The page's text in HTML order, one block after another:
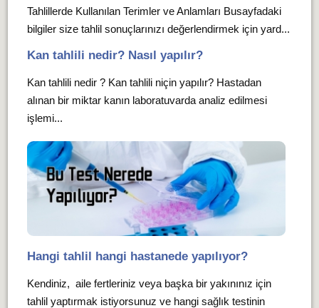
Tahlillerde Kullanılan Terimler ve Anlamları Busayfadaki
bilgiler size tahlil sonuçlarınızı değerlendirmek için yard...
Kan tahlili nedir? Nasıl yapılır?
Kan tahlili nedir ? Kan tahlili niçin yapılır? Hastadan
alınan bir miktar kanın laboratuvarda analiz edilmesi
işlemi...
Hangi tahlil hangi hastanede yapılıyor?
Kendiniz, aile fertleriniz veya başka bir yakınınız için
tahlil yaptırmak istiyorsunuz ve hangi sağlık testinin